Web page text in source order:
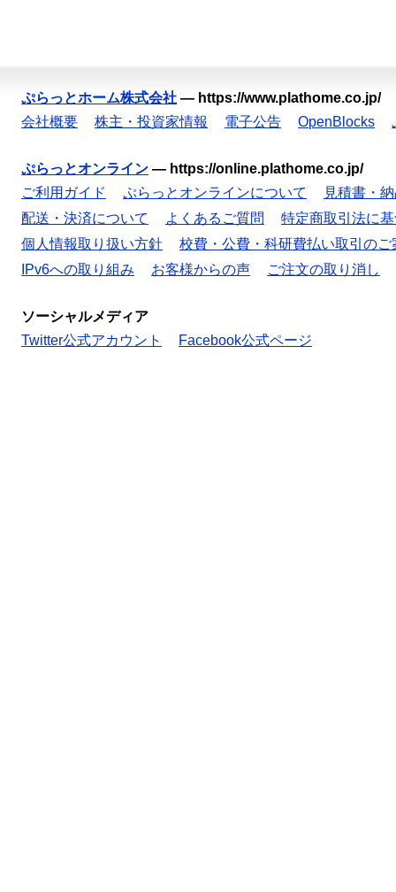
ぷらっとホーム株式会社 — https://www.plathome.co.jp/
会社概要
株主・投資家情報 電子公告 OpenBlocks
ぷらっとオンライン — https://online.plathome.co.jp/
ご利用ガイド
ぷらっとオンラインについて
見積書・
配送・決済について
よくあるご質問
特定商取引法に
個人情報取り扱い方針
校費・公費・科研費払い取引のご
IPv6への取り組み
お客様からの声 ご注文の取り消し
ソーシャルメディア
Twitter公式アカウント
Facebook公式ページ